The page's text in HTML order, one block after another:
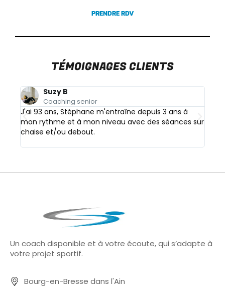
PRENDRE RDV
TÉMOIGNAGES CLIENTS
Suzy B
Coaching senior
J'ai 93 ans, Stéphane m'entraîne depuis 3 ans à
mon rythme et à mon niveau avec des séances sur
chaise et/ou debout.
Un coach disponible et à votre écoute, qui s’adapte à
votre projet sportif.
Bourg-en-Bresse dans l'Ain